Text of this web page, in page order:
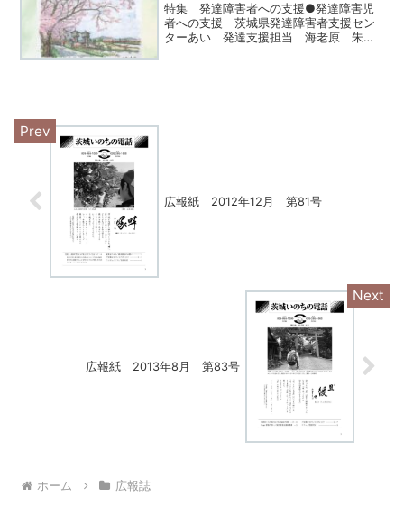
特集 発達障害者への支援●発達障害児
者への支援 茨城県発達障害者支援セン
ターあい 発達支援担当 海老原 朱
広報紙 2012年12月 第81号
広報紙 2013年8月 第83号
ホーム 広報誌